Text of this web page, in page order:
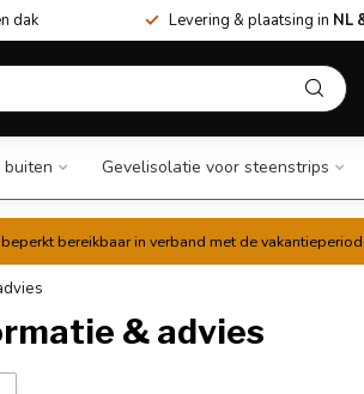
dak Levering & plaatsing in NL
Gevelisolatie voor steenstrips
bereikbaar in verband met de
& advies